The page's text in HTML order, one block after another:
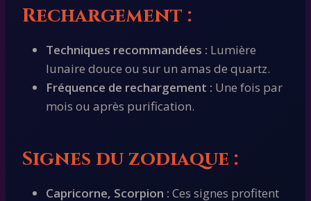
Rechargement :
Techniques recommandées : Lumière
lunaire douce ou sur un amas de quartz.
Fréquence de rechargement : Une fois par
mois ou après purification.
Signes du zodiaque :
Capricorne, Scorpion : Ces signes profitent